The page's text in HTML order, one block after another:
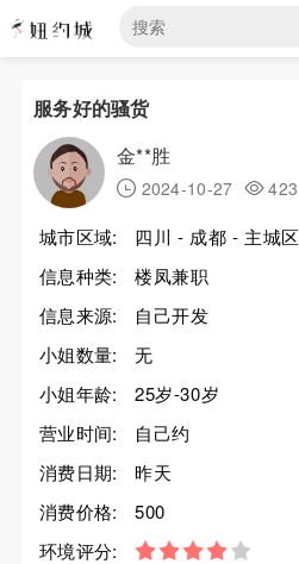
服务好的骚货
金**胜
2024-10-27 423
城市区域:
四川 - 成都 - 主城区
信息种类:
楼凤兼职
信息来源:
自己开发
小姐数量:
无
小姐年龄:
25岁-30岁
营业时间:
自己约
消费日期:
昨天
消费价格:
500
环境评分: